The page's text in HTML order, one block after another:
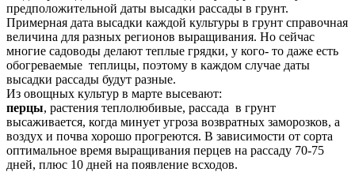
предположительной даты высадки рассады в грунт.
Примерная дата высадки каждой культуры в грунт справочная
величина для разных регионов выращивания. Но сейчас
многие садоводы делают теплые грядки, у кого- то даже есть
обогреваемые теплицы, поэтому в каждом случае даты
высадки рассады будут разные.
Из овощных культур в марте высевают:
перцы, растения теплолюбивые, рассада в грунт
высаживается, когда минует угроза возвратных заморозков, а
воздух и почва хорошо прогреются. В зависимости от сорта
оптимальное время выращивания перцев на рассаду 70-75
дней, плюс 10 дней на появление всходов.